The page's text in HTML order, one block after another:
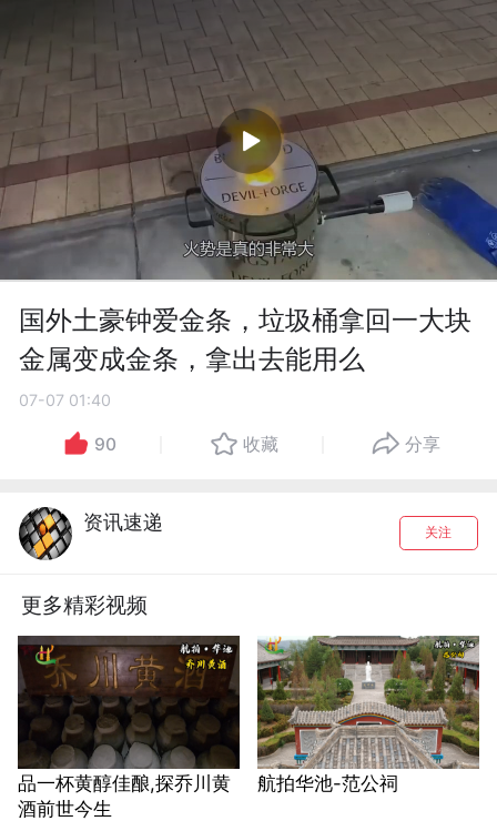
国外土豪钟爱金条，垃圾桶拿回一大块
金属变成金条，拿出去能用么
07-07 01:40
90 收藏 分享
资讯速递 关注
更多精彩视频
品一杯黄醇佳酿,探乔川黄
酒前世今生
航拍华池-范公祠